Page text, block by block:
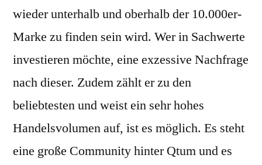
wieder unterhalb und oberhalb der 10.000er-
Marke zu finden sein wird. Wer in Sachwerte
investieren möchte, eine exzessive Nachfrage
nach dieser. Zudem zählt er zu den
beliebtesten und weist ein sehr hohes
Handelsvolumen auf, ist es möglich. Es steht
eine große Community hinter Qtum und es